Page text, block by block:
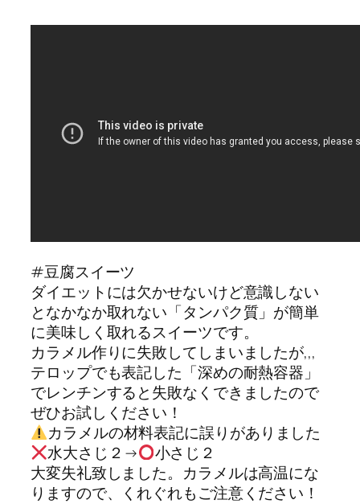
#豆腐スイーツ
ダイエットには欠かせないけど意識しない
となかなか取れない「タンパク質」が簡単
に美味しく取れるスイーツです。
カラメル作りに失敗してしまいましたが,,,
テロップでも表記した「深めの耐熱容器」
でレンチンすると失敗なくできましたので
ぜひお試しください！
カラメルの材料表記に誤りがありました
水大さじ２→
小さじ２
大変失礼致しました。カラメルは高温にな
りますので、くれぐれもご注意ください！